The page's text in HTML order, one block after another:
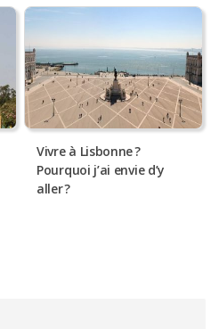
Vivre à Lisbonne ?
Pourquoi j’ai envie d’y
aller ?